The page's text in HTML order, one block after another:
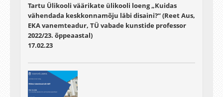
Tartu Ülikooli väärikate ülikooli loeng „Kuidas
vähendada keskkonnamõju läbi disaini?“ (Reet Aus,
EKA vanemteadur, TÜ vabade kunstide professor
2022/23. õppeaastal)
17.02.23